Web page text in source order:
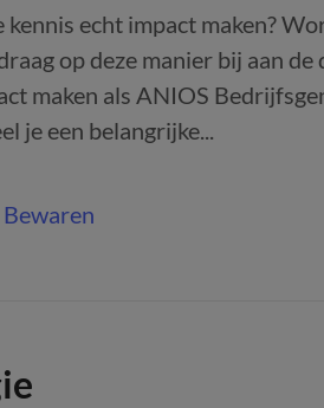
echt impact maken?
op deze manier bij aan
maken als ANIOS
je een belangrijke...
Bewaren